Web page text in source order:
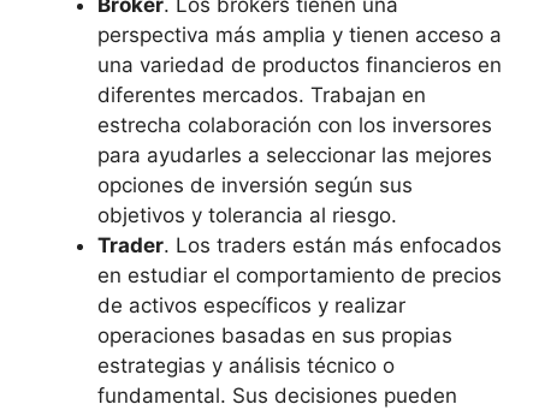
perspectiva más amplia y tienen acceso a
una variedad de productos financieros en
diferentes mercados. Trabajan en
estrecha colaboración con los inversores
para ayudarles a seleccionar las mejores
opciones de inversión según sus
objetivos y tolerancia al riesgo.
Trader. Los traders están más enfocados
en estudiar el comportamiento de precios
de activos específicos y realizar
operaciones basadas en sus propias
estrategias y análisis técnico o
fundamental. Sus decisiones pueden